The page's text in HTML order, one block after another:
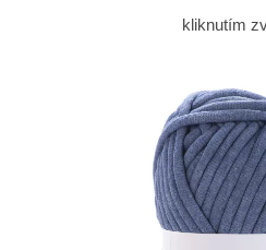
kliknutím